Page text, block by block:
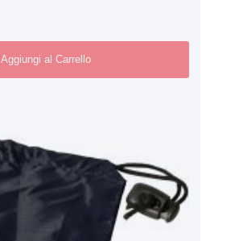
Aggiungi al Carrello